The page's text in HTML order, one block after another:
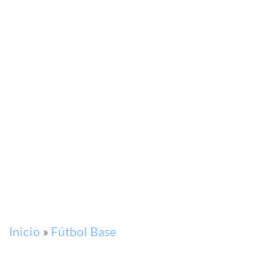
Inicio » Fútbol Base